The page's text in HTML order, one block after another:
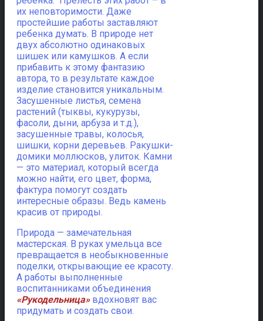
их неповторимости. Даже
простейшие работы заставляют
ребенка думать. В природе нет
двух абсолютно одинаковых
шишек или камушков. А если
прибавить к этому фантазию
автора, то в результате каждое
изделие становится уникальным.
Засушенные листья, семена
растений (тыквы, кукурузы,
фасоли, дыни, арбуза и т.д.),
засушенные травы, колосья,
шишки, корни деревьев. Ракушки-
домики моллюсков, улиток. Камни
— это материал, который всегда
можно найти, его цвет, форма,
фактура помогут создать
интересные образы. Ведь камень
красив от природы.
Природа — замечательная
мастерская. В руках умельца все
превращается в необыкновенные
поделки, открывающие ее красоту.
А работы выполненные
воспитанниками объединения
«Рукодельница»вдохновят вас
придумать и создать свои.